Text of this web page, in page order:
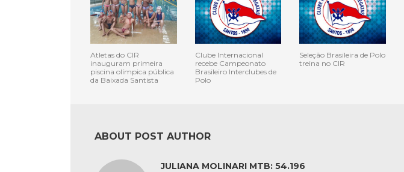
Atletas do CIR
inauguram primeira
piscina olímpica pública
da Baixada Santista
Clube Internacional
recebe Campeonato
Brasileiro Interclubes de
Polo
Seleção Brasileira de Polo
treina no CIR
ABOUT POST AUTHOR
JULIANA MOLINARI MTB: 54.196